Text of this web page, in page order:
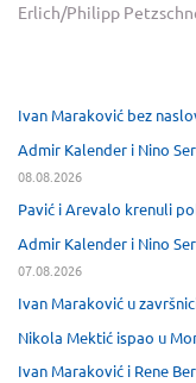
Erlich/Philipp
Ivan Maraković bez
Admir Kalender i Nino
08.08.2026
Pavić i Arevalo krenuli
Admir Kalender i Nino
07.08.2026
Ivan Maraković u
Nikola Mektić ispao u
Ivan Maraković i Rene